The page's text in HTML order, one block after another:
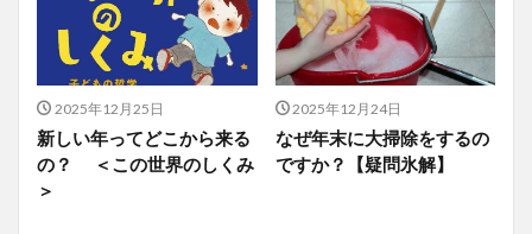
2025年12月25日
新しい年ってどこから来る
の？ ＜この世界のしくみ
＞
2025年12月24日
なぜ年末に大掃除をするの
ですか？【疑問氷解】